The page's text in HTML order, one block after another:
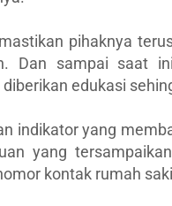
pihaknya
Dan sampai saat
edukasi
indikator yang
yang
kontak rumah